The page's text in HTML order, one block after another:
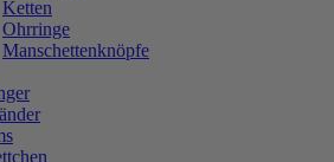
Ketten
Ohrringe
Manschettenknöpfe